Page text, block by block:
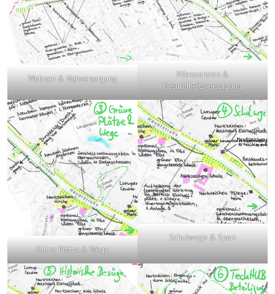
Wohnen & Nahversorgung
Mikrozentren &
Gesundheitsversorgung
Grüne Plätze & Wege
Schulwege & Sport